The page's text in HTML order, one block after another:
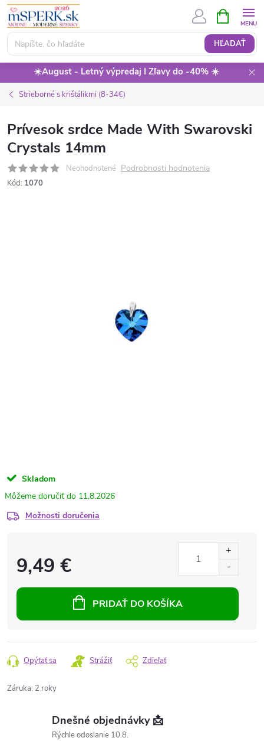
Prejsť
obsah
HĽADAŤ
KOŠÍK
☀️August - Letný výpredaj I Zľavy do -40% ☀️
Strieborné s krištálikmi (8-34€)
Prívesok srdce Made With Swarovski
Crystals 14mm
Neohodnotené Podrobnosti hodnotenia
Kód: 1070
Skladom
11.8.2026
Možnosti doručenia
9,49 €
PRIDAŤ DO KOŠÍKA
Opýtať sa Strážiť Zdieľať
Záruka: 2 roky
Dnešné objednávky 📩
Rýchle odoslanie 10.8.